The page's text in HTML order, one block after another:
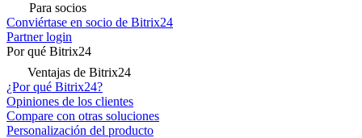
Para socios
Conviértase en socio de Bitrix24
Partner login
Por qué Bitrix24
Ventajas de Bitrix24
¿Por qué Bitrix24?
Opiniones de los clientes
Compare con otras soluciones
Personalización del producto